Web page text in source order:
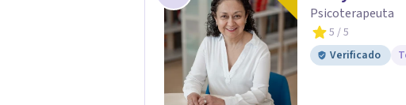
Psicoterapeuta
5 / 5
Verificado